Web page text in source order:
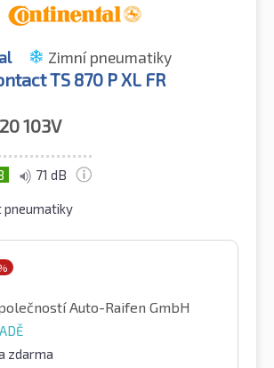
Zimní pneumatiky
TS 870 P XL FR
103V
71 dB
Auto-Raifen GmbH
zdarma